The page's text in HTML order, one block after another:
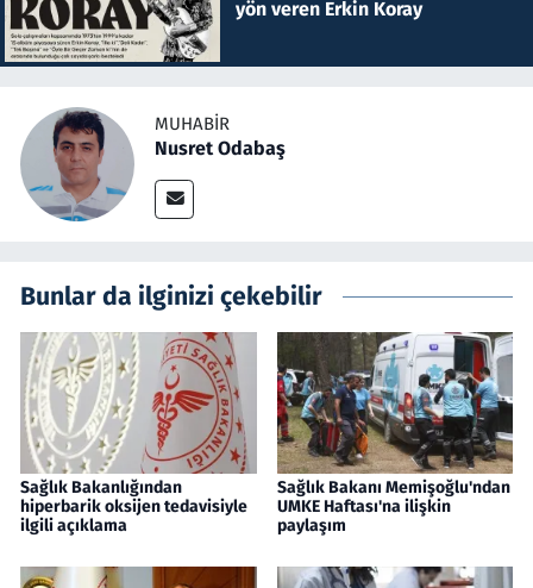
yön veren Erkin Koray
MUHABIR
Nusret Odabaş
Bunlar da ilginizi çekebilir
Sağlık Bakanlığından
hiperbarik oksijen tedavisiyle
ilgili açıklama
Sağlık Bakanı Memişoğlu'ndan
UMKE Haftası'na ilişkin
paylaşım